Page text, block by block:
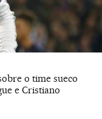
o time sueco
e Cristiano